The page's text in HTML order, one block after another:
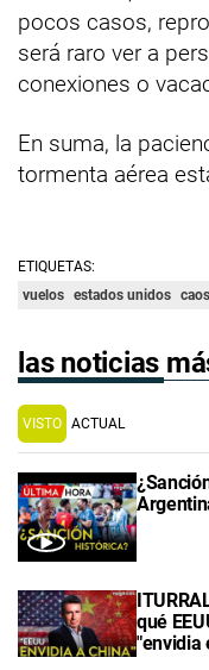
pocos casos,
será raro ver a
conexiones o
En suma, la
tormenta aérea
ETIQUETAS:
vuelos estados unidos caos
las noticias
VISTO ACTUAL
qué
"envidia